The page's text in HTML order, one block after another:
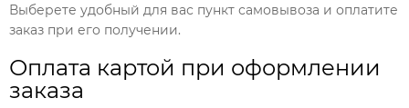
Выберете удобный для вас пункт самовывоза и оплатите
заказ при его получении.
Оплата картой при оформлении
заказа